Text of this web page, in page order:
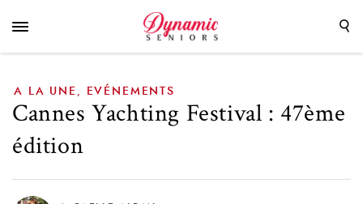
A LA UNE EVÉNEMENTS
Cannes Yachting Festival : 47ème
édition